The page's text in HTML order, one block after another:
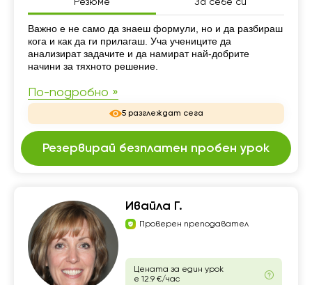
Резюме За себе си
Резюме
Важно е не само да знаеш формули, но и да разбираш
кога и как да ги прилагаш. Уча учениците да
анализират задачите и да намират най-добрите
начини за тяхното решение.
По-подробно »
5 разглеждат сега
Резервирай безплатен пробен урок
Ивайла Г.
Проверен преподавател
Цената за един урок
е 12.9 €/час